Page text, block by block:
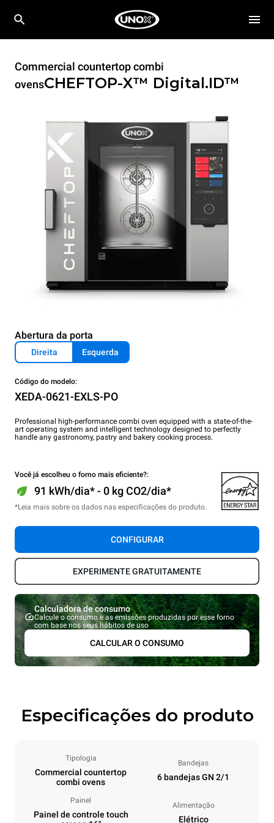
Commercial countertop combi
ovensCHEFTOP-X™ Digital.ID™
Abertura da porta
Direita Esquerda
Código do modelo:
XEDA-0621-EXLS-PO
Professional high-performance combi oven equipped with a state-of-the-
art operating system and intelligent technology designed to perfectly
handle any gastronomy, pastry and bakery cooking process.
Você já escolheu o forno mais eficiente?:
91 kWh/dia* - 0 kg CO2/dia*
*Leia mais sobre os dados nas especificações do produto.
CONFIGURAR
EXPERIMENTE GRATUITAMENTE
Calculadora de consumo
Calcule o consumo e as emissões produzidas por esse forno
com base nos seus hábitos de uso
CALCULAR O CONSUMO
Especificações do produto
Tipologia
Commercial countertop
combi ovens
Bandejas
6 bandejas GN 2/1
Painel
Painel de controle touch
Alimentação
Elétrico